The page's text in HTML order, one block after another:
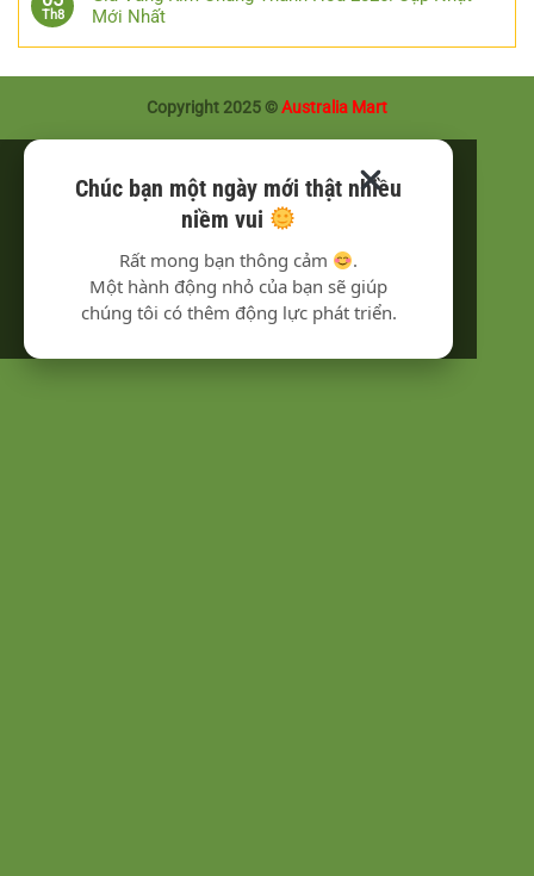
Th8
Mới Nhất
Copyright 2025 ©Australia Mart
Chúc bạn một ngày mới thật nhiều
niềm vui
Rất mong bạn thông cảm
.
Một hành động nhỏ của bạn sẽ giúp
chúng tôi có thêm động lực phát triển.